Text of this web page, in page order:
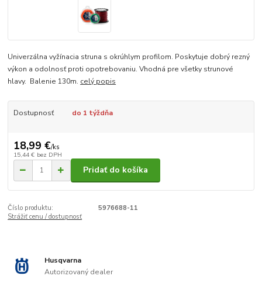
Univerzálna vyžínacia struna s okrúhlym profilom. Poskytuje dobrý rezný
výkon a odolnosť proti opotrebovaniu. Vhodná pre všetky strunové
hlavy. Balenie 130m. celý popis
Dostupnosť do 1 týždňa
18,99 €/ks
15,44 € bez DPH
Pridať do košíka
Číslo produktu:
5976688-11
Strážiť cenu / dostupnosť
Husqvarna
Autorizovaný dealer